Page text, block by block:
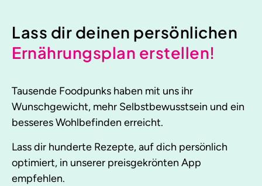
Lass dir deinen persönlichen
Ernährungsplan erstellen!
Tausende Foodpunks haben mit uns ihr
Wunschgewicht, mehr Selbstbewusstsein und ein
besseres Wohlbefinden erreicht.
Lass dir hunderte Rezepte, auf dich persönlich
optimiert, in unserer preisgekrönten App
empfehlen.